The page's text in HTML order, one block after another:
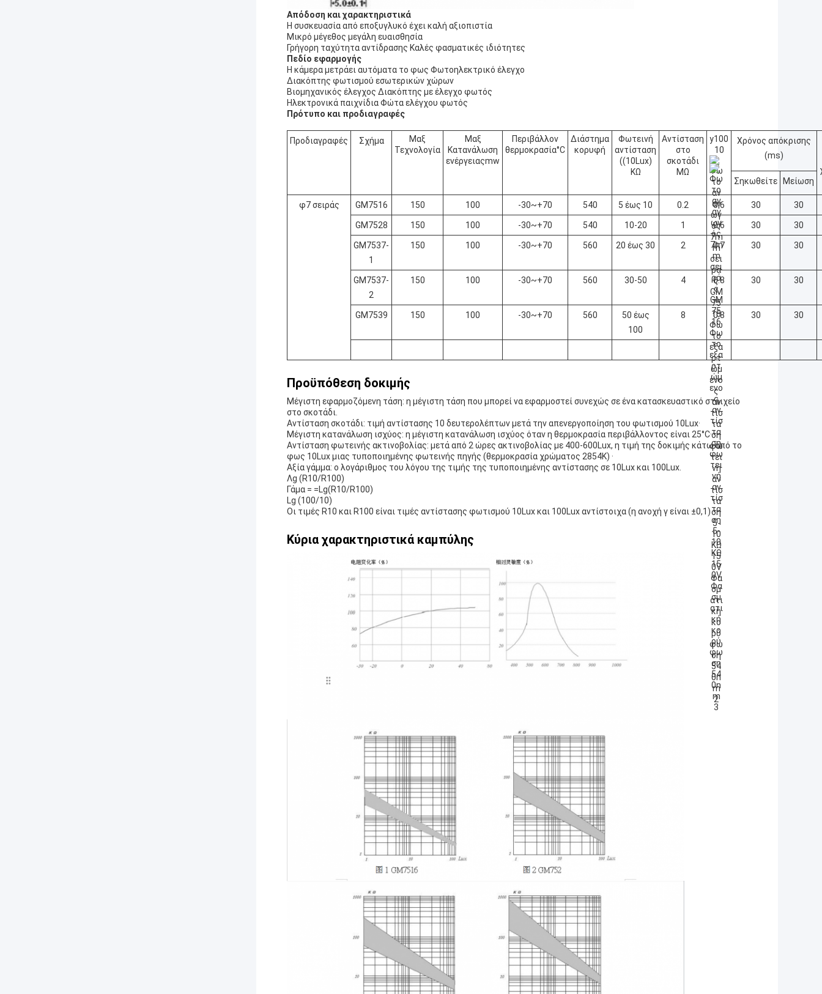
Απόδοση και χαρακτηριστικά
Η συσκευασία από εποξυγλυκό έχει καλή αξιοπιστία
Μικρό μέγεθος μεγάλη ευαισθησία
Γρήγορη ταχύτητα αντίδρασης Καλές φασματικές ιδιότητες
Πεδίο εφαρμογής
Η κάμερα μετράει αυτόματα το φως Φωτοηλεκτρικό έλεγχο
Διακόπτης φωτισμού εσωτερικών χώρων
Βιομηχανικός έλεγχος Διακόπτης με έλεγχο φωτός
Ηλεκτρονικά παιχνίδια Φώτα ελέγχου φωτός
Πρότυπο και προδιαγραφές
Προδιαγραφές Σχήμα
Μαξ
Τεχνολογία
Μαξ
Κατανάλωση
ενέργειαςmw
Περιβάλλον
θερμοκρασία°C
Διάστημα
κορυφή
Φωτεινή
αντίσταση
((10Lux)
KΩ
Αντίσταση
στο
σκοτάδι
MΩ
y100
10
Χρόνος απόκρισης
(ms)
Σηκωθείτε Μείωση
φ7 σειράς GM7516 150 100 -30~+70 540 5 έως 10 0.2 0.6 30 30
GM7528 150 100 -30~+70 540 10-20 1 0.6 30 30
GM7537-
1
150 100 -30~+70 560 20 έως 30 2 0.7 30 30
GM7537-
2
150 100 -30~+70 560 30-50 4 0.8 30 30
GM7539 150 100 -30~+70 560
50 έως
100
8 0.8 30 30
Προϋπόθεση δοκιμής
Μέγιστη εφαρμοζόμενη τάση: η μέγιστη τάση που μπορεί να εφαρμοστεί συνεχώς σε ένα κατασκευαστικό στοιχείο
στο σκοτάδι.
Αντίσταση σκοτάδι: τιμή αντίστασης 10 δευτερολέπτων μετά την απενεργοποίηση του φωτισμού 10Lux·
Μέγιστη κατανάλωση ισχύος: η μέγιστη κατανάλωση ισχύος όταν η θερμοκρασία περιβάλλοντος είναι 25°C·
Αντίσταση φωτεινής ακτινοβολίας: μετά από 2 ώρες ακτινοβολίας με 400-600Lux, η τιμή της δοκιμής κάτω από το
φως 10Lux μιας τυποποιημένης φωτεινής πηγής (θερμοκρασία χρώματος 2854K) ·
Αξία γάμμα: ο λογάριθμος του λόγου της τιμής της τυποποιημένης αντίστασης σε 10Lux και 100Lux.
Λg (R10/R100)
Γάμα = =Lg(R10/R100)
Lg (100/10)
Οι τιμές R10 και R100 είναι τιμές αντίστασης φωτισμού 10Lux και 100Lux αντίστοιχα (η ανοχή γ είναι ±0,1)
Κύρια χαρακτηριστικά καμπύλης